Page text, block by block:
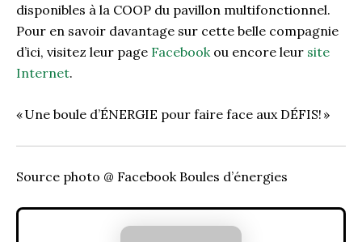
disponibles à la COOP du pavillon multifonctionnel.
Pour en savoir davantage sur cette belle compagnie
d’ici, visitez leur page Facebook ou encore leur site
Internet.
«Une boule d’ÉNERGIE pour faire face aux DÉFIS! »
Source photo @ Facebook Boules d’énergies